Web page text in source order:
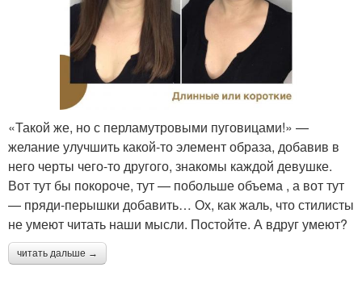
«Такой же, но с перламутровыми пуговицами!» —
желание улучшить какой-то элемент образа, добавив в
него черты чего-то другого, знакомы каждой девушке.
Вот тут бы покороче, тут — побольше объема , а вот тут
— пряди-перышки добавить… Ох, как жаль, что стилисты
не умеют читать наши мысли. Постойте. А вдруг умеют?
читать дальше →